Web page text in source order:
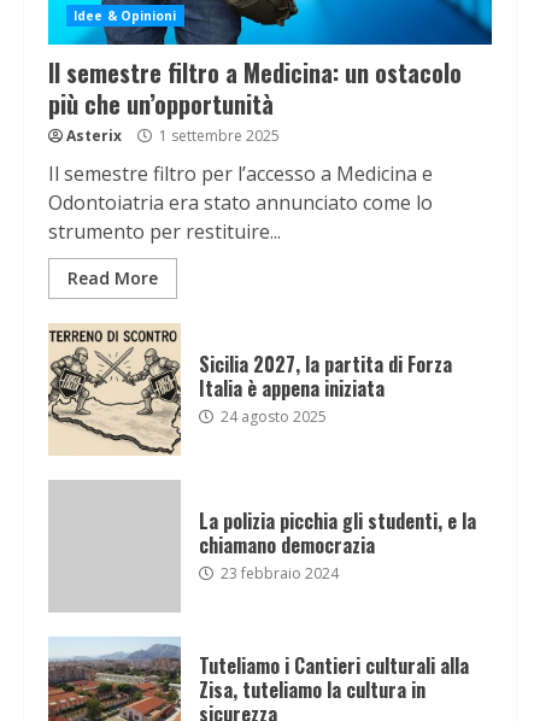
Idee & Opinioni
Il semestre filtro a Medicina: un ostacolo
più che un’opportunità
Asterix 1 settembre 2025
Il semestre filtro per l’accesso a Medicina e
Odontoiatria era stato annunciato come lo
strumento per restituire...
Read More
Sicilia 2027, la partita di Forza
Italia è appena iniziata
24 agosto 2025
La polizia picchia gli studenti, e la
chiamano democrazia
23 febbraio 2024
Tuteliamo i Cantieri culturali alla
Zisa, tuteliamo la cultura in
sicurezza